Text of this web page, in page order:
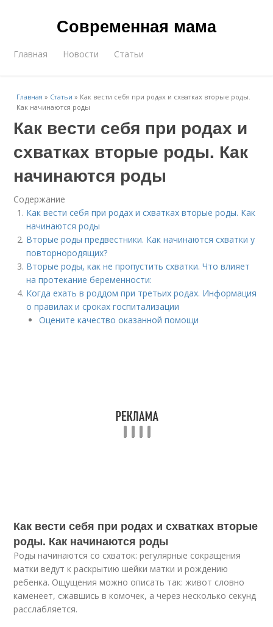
Современная мама
Главная Новости Статьи
Главная » Статьи » Как вести себя при родах и схватках вторые роды.
Как начинаются роды
Как вести себя при родах и
схватках вторые роды. Как
начинаются роды
Содержание
Как вести себя при родах и схватках вторые роды. Как
начинаются роды
Вторые роды предвестники. Как начинаются схватки у
повторнородящих?
Вторые роды, как не пропустить схватки. Что влияет
на протекание беременности:
Когда ехать в роддом при третьих родах. Информация
о правилах и сроках госпитализации
Оцените качество оказанной помощи
Как вести себя при родах и схватках вторые
роды. Как начинаются роды
Роды начинаются со схваток: регулярные сокращения
матки ведут к раскрытию шейки матки и рождению
ребенка. Ощущения можно описать так: живот словно
каменеет, сжавшись в комочек, а через несколько секунд
расслабляется.